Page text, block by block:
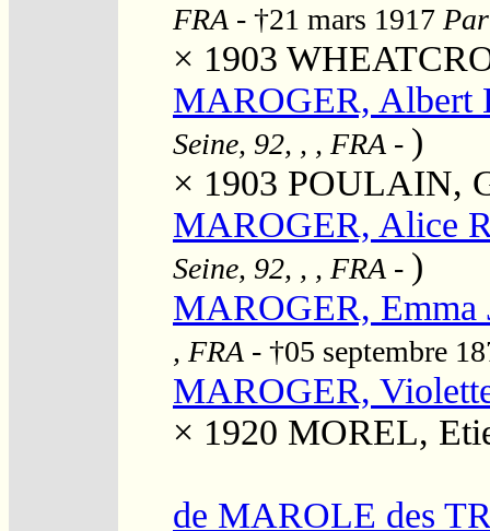
FRA - †21 mars 1917
× 1903
MAROGER, Albert
Seine, 92, , , FRA - )
× 1903 POULAIN,
MAROGER, Alice
Seine, 92, , , FRA - )
MAROGER, Emma
, FRA - †05 septembre
MAROGER,
× 1920 MOREL,
de MAROLE des